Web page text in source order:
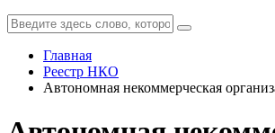
Главная
Реестр НКО
Автономная некоммерческая